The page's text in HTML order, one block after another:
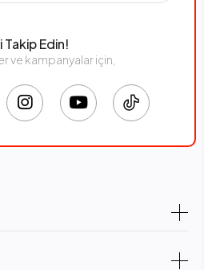
Takip Edin!
ve kampanyalar için,